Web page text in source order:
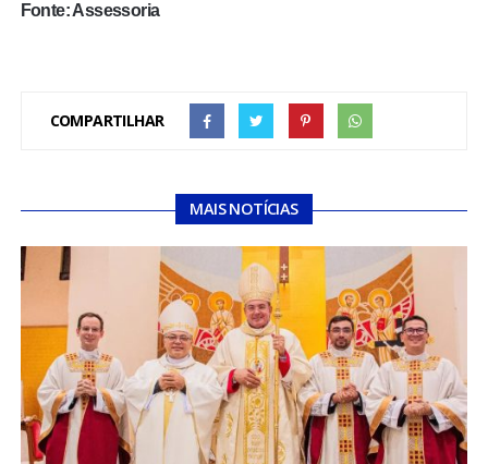
Fonte: Assessoria
COMPARTILHAR
MAIS NOTÍCIAS